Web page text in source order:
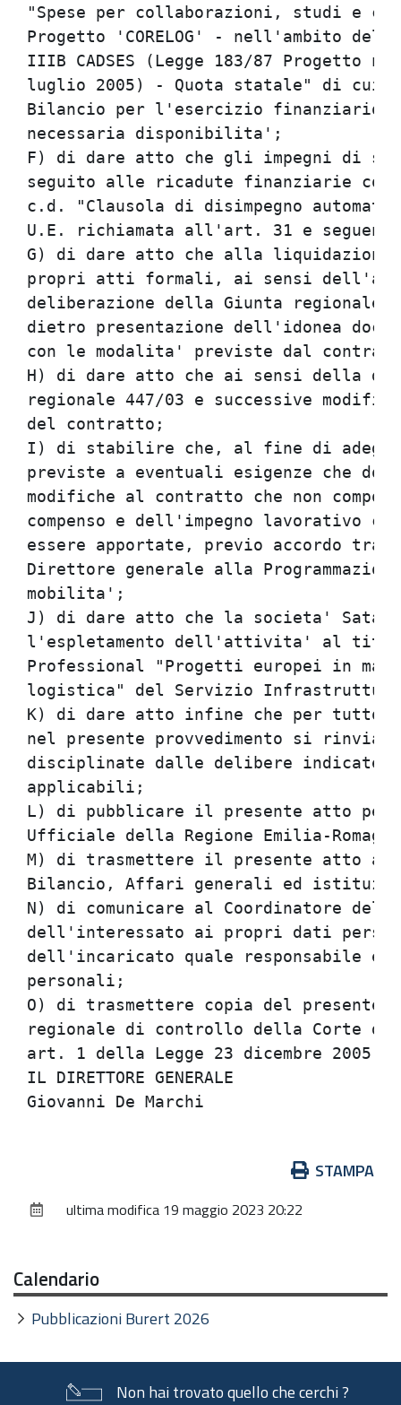
"Spese per collaborazioni, studi e
Progetto 'CORELOG' - nell'ambito del
IIIB CADSES (Legge 183/87 Progetto
luglio 2005) - Quota statale" di cui
Bilancio per l'esercizio finanziario
necessaria disponibilita';
F) di dare atto che gli impegni di
seguito alle ricadute finanziarie
c.d. "Clausola di disimpegno
U.E. richiamata all'art. 31 e seguenti
G) di dare atto che alla liquidazione
propri atti formali, ai sensi
deliberazione della Giunta regionale
dietro presentazione dell'idonea
con le modalita' previste dal
H) di dare atto che ai sensi della
regionale 447/03 e successive
del contratto;
I) di stabilire che, al fine di
previste a eventuali esigenze che
modifiche al contratto che non
compenso e dell'impegno lavorativo
essere apportate, previo accordo tra
Direttore generale alla
mobilita';
J) di dare atto che la societa' Sata
l'espletamento dell'attivita' al
Professional "Progetti europei in
logistica" del Servizio
K) di dare atto infine che per tutto
nel presente provvedimento si
disciplinate dalle delibere indicate in
applicabili;
L) di pubblicare il presente atto
Ufficiale della Regione Emilia-
M) di trasmettere il presente atto alla
Bilancio, Affari generali ed
N) di comunicare al Coordinatore del
dell'interessato ai propri dati
dell'incaricato quale responsabile
personali;
O) di trasmettere copia del presente
regionale di controllo della Corte
art. 1 della Legge 23 dicembre
IL DIRETTORE GENERALE
documento
STAMPA
ultima modifica 19 maggio 2023 20:22
Calendario
Pubblicazioni Burert 2026
Non hai trovato quello che cerchi ?